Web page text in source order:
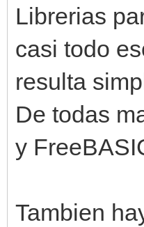
Librerias
casi todo
resulta
De todas
y
Tambien